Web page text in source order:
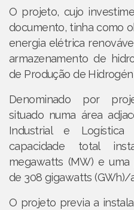
O projeto, cujo
documento, tinha como
energia elétrica
armazenamento de
de Produção de
Denominado por
situado numa área
Industrial e
capacidade total
megawatts (MW) e
de 308 gigawatts (GWh)/
O projeto previa a